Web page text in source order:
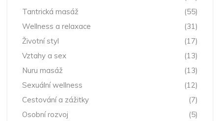
Tantrická masáž
(55)
Wellness a relaxace
(31)
Životní styl
(17)
Vztahy a sex
(13)
Nuru masáž
(13)
Sexuální wellness
(12)
Cestování a zážitky
(7)
Osobní rozvoj
(5)